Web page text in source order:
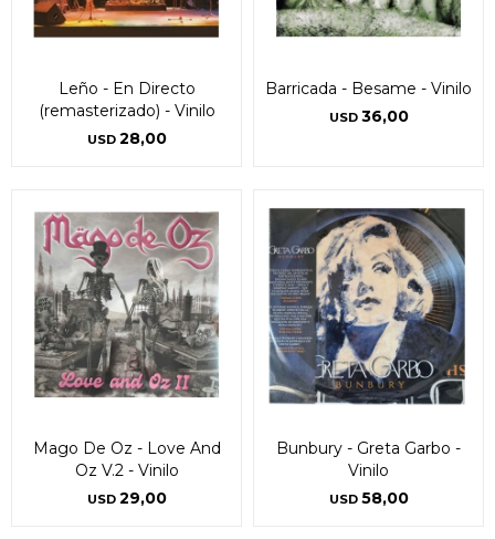
Leño - En Directo
(remasterizado) - Vinilo
USD 28,00
Barricada - Besame - Vinilo
USD 36,00
Mago De Oz - Love And
Oz V.2 - Vinilo
USD 29,00
Bunbury - Greta Garbo -
Vinilo
USD 58,00